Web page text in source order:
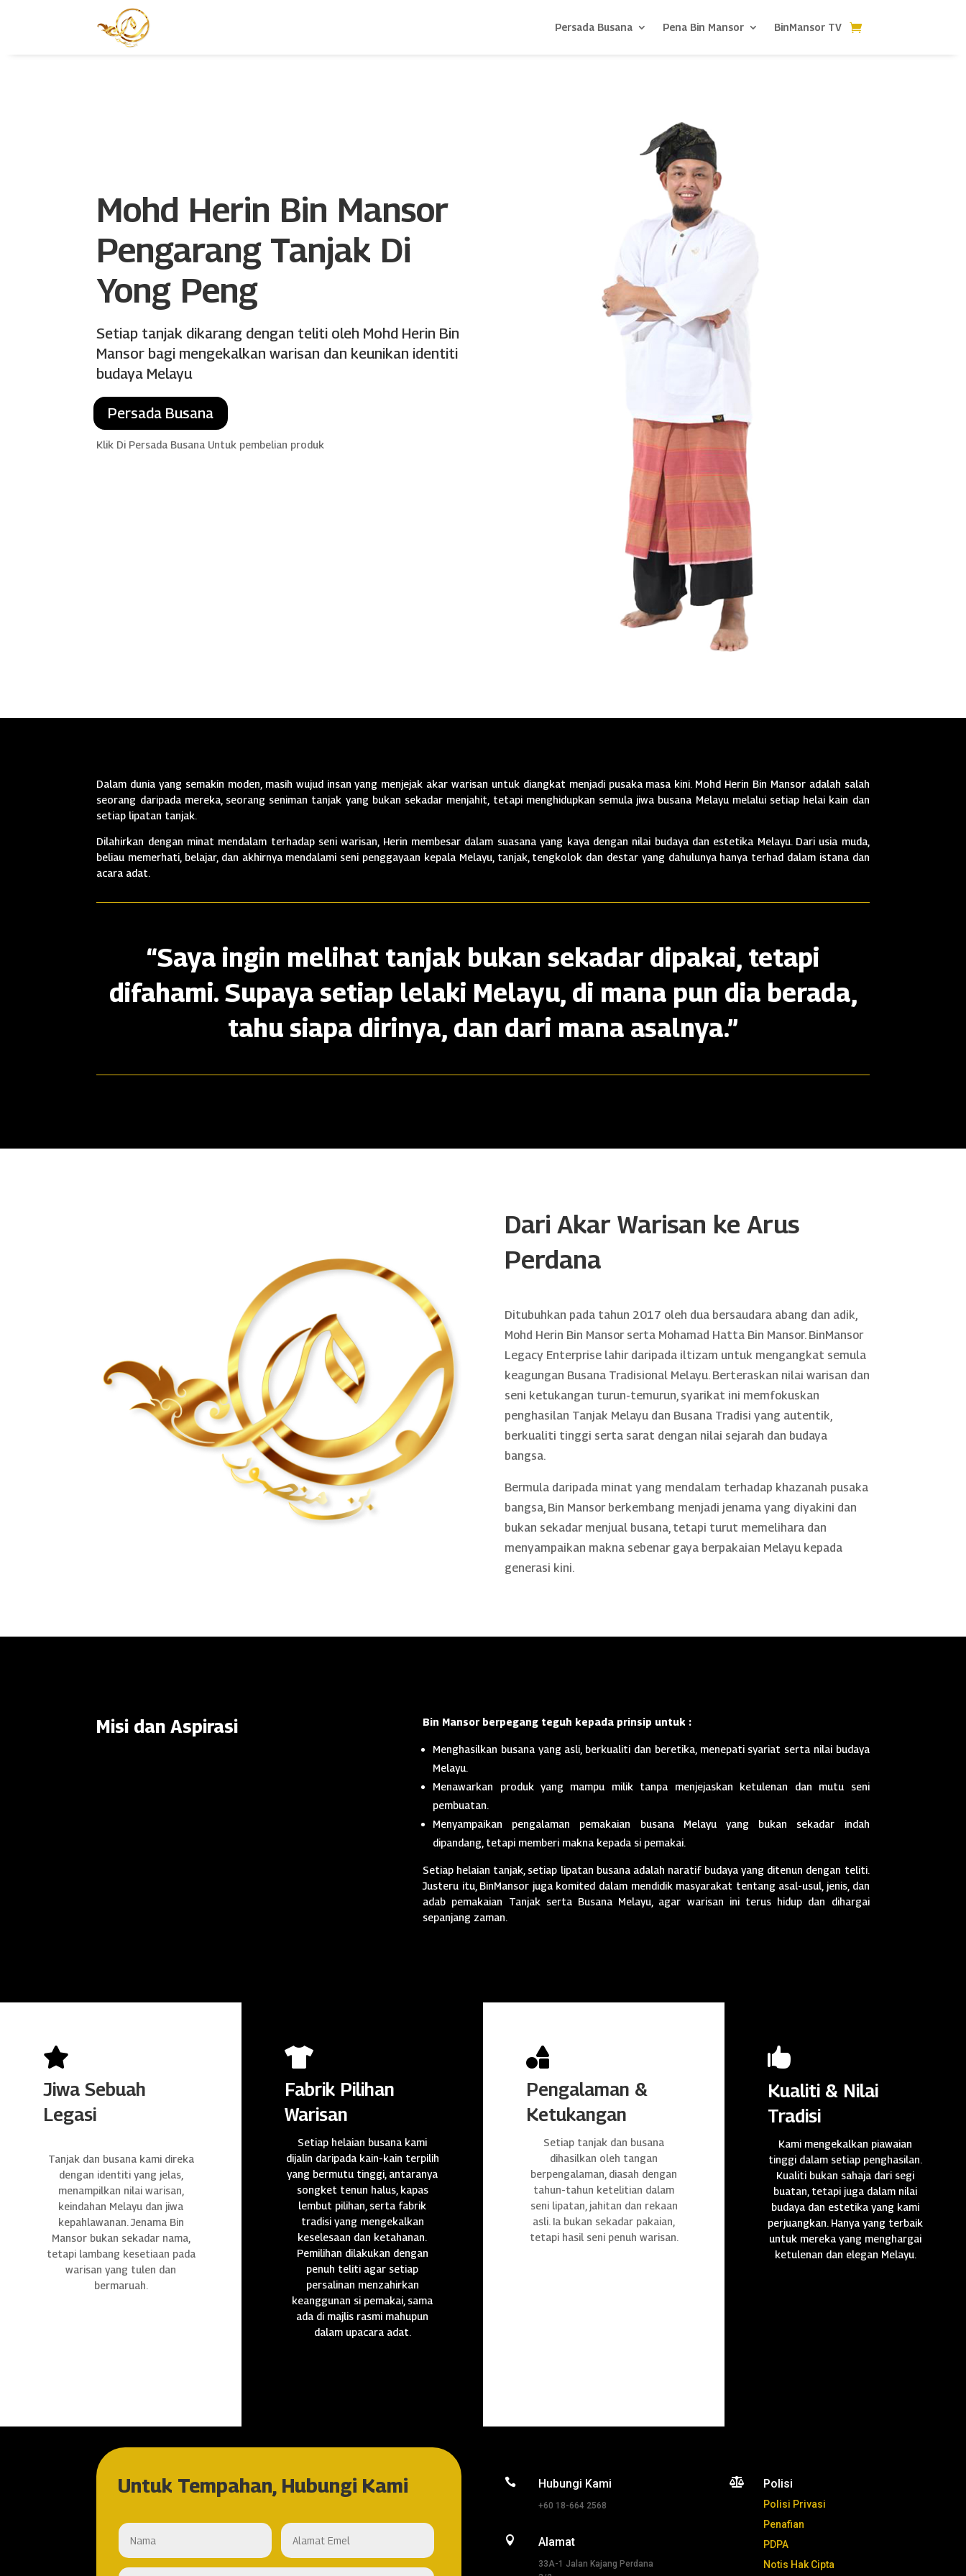
Persada Busana Pena Bin Mansor BinMansor TV
Mohd Herin Bin Mansor
Pengarang Tanjak Di
Yong Peng
Setiap tanjak dikarang dengan teliti oleh Mohd Herin Bin
Mansor bagi mengekalkan warisan dan keunikan identiti
budaya Melayu
Persada Busana
Klik Di Persada Busana Untuk pembelian produk
Dalam dunia yang semakin moden, masih wujud insan yang menjejak akar warisan untuk diangkat menjadi pusaka masa kini. Mohd Herin Bin Mansor adalah salah
seorang daripada mereka, seorang seniman tanjak yang bukan sekadar menjahit, tetapi menghidupkan semula jiwa busana Melayu melalui setiap helai kain dan
setiap lipatan tanjak.
Dilahirkan dengan minat mendalam terhadap seni warisan, Herin membesar dalam suasana yang kaya dengan nilai budaya dan estetika Melayu. Dari usia muda,
beliau memerhati, belajar, dan akhirnya mendalami seni penggayaan kepala Melayu, tanjak, tengkolok dan destar yang dahulunya hanya terhad dalam istana dan
acara adat.
“Saya ingin melihat tanjak bukan sekadar dipakai, tetapi
difahami. Supaya setiap lelaki Melayu, di mana pun dia berada,
tahu siapa dirinya, dan dari mana asalnya.”
Dari Akar Warisan ke Arus
Perdana
Ditubuhkan pada tahun 2017 oleh dua bersaudara abang dan adik,
Mohd Herin Bin Mansor serta Mohamad Hatta Bin Mansor. BinMansor
Legacy Enterprise lahir daripada iltizam untuk mengangkat semula
keagungan Busana Tradisional Melayu. Berteraskan nilai warisan dan
seni ketukangan turun-temurun, syarikat ini memfokuskan
penghasilan Tanjak Melayu dan Busana Tradisi yang autentik,
berkualiti tinggi serta sarat dengan nilai sejarah dan budaya
bangsa.
Bermula daripada minat yang mendalam terhadap khazanah pusaka
bangsa, Bin Mansor berkembang menjadi jenama yang diyakini dan
bukan sekadar menjual busana, tetapi turut memelihara dan
menyampaikan makna sebenar gaya berpakaian Melayu kepada
generasi kini.
Misi dan Aspirasi Bin Mansor berpegang teguh kepada prinsip untuk :
Menghasilkan busana yang asli, berkualiti dan beretika, menepati syariat serta nilai budaya
Melayu.
Menawarkan produk yang mampu milik tanpa menjejaskan ketulenan dan mutu seni
pembuatan.
Menyampaikan pengalaman pemakaian busana Melayu yang bukan sekadar indah
dipandang, tetapi memberi makna kepada si pemakai.
Setiap helaian tanjak, setiap lipatan busana adalah naratif budaya yang ditenun dengan teliti.
Justeru itu, BinMansor juga komited dalam mendidik masyarakat tentang asal-usul, jenis, dan
adab pemakaian Tanjak serta Busana Melayu, agar warisan ini terus hidup dan dihargai
sepanjang zaman.

Jiwa Sebuah
Legasi
Tanjak dan busana kami direka
dengan identiti yang jelas,
menampilkan nilai warisan,
keindahan Melayu dan jiwa
kepahlawanan. Jenama Bin
Mansor bukan sekadar nama,
tetapi lambang kesetiaan pada
warisan yang tulen dan
bermaruah.

Fabrik Pilihan
Warisan
Setiap helaian busana kami
dijalin daripada kain-kain terpilih
yang bermutu tinggi, antaranya
songket tenun halus, kapas
lembut pilihan, serta fabrik
tradisi yang mengekalkan
keselesaan dan ketahanan.
Pemilihan dilakukan dengan
penuh teliti agar setiap
persalinan menzahirkan
keanggunan si pemakai, sama
ada di majlis rasmi mahupun
dalam upacara adat.

Pengalaman &
Ketukangan
Setiap tanjak dan busana
dihasilkan oleh tangan
berpengalaman, diasah dengan
tahun-tahun ketelitian dalam
seni lipatan, jahitan dan rekaan
asli. Ia bukan sekadar pakaian,
tetapi hasil seni penuh warisan.

Kualiti & Nilai
Tradisi
Kami mengekalkan piawaian
tinggi dalam setiap penghasilan.
Kualiti bukan sahaja dari segi
buatan, tetapi juga dalam nilai
budaya dan estetika yang kami
perjuangkan. Hanya yang terbaik
untuk mereka yang menghargai
ketulenan dan elegan Melayu.
Untuk Tempahan, Hubungi Kami  Hubungi Kami
+60 18-664 2568
 Alamat
33A-1 Jalan Kajang Perdana
 Polisi
Polisi Privasi
Penafian
PDPA
Notis Hak Cipta